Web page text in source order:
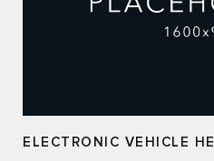
ELECTRONIC VEHICLE